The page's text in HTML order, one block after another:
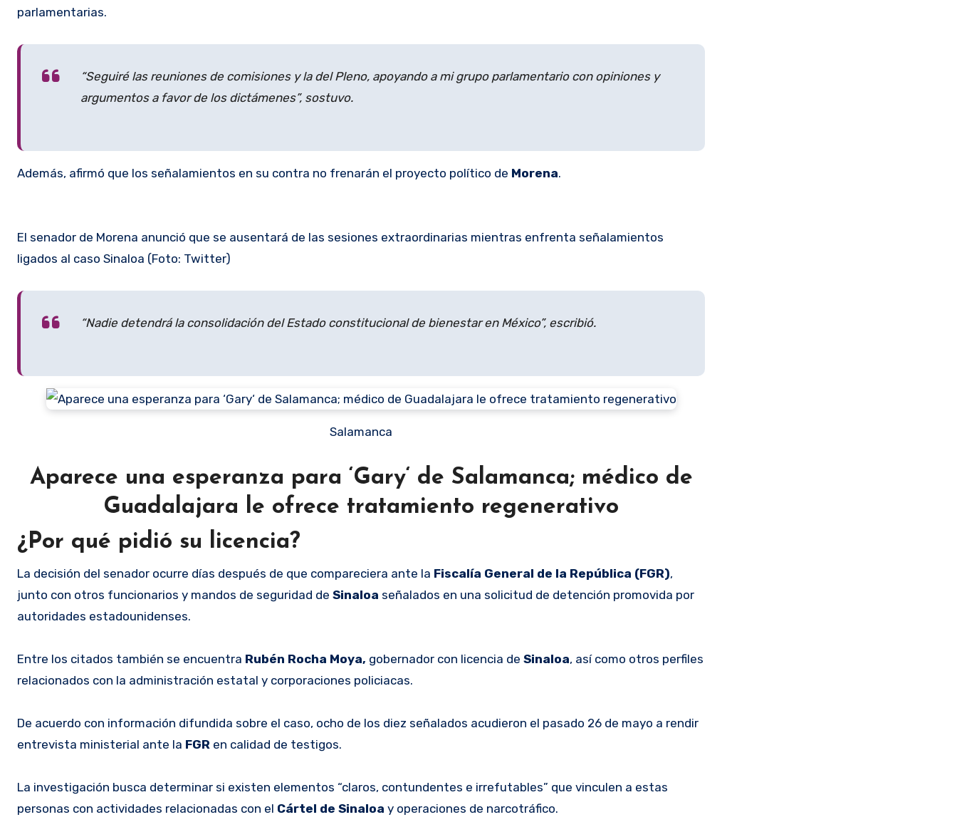
parlamentarias.
“Seguiré las reuniones de comisiones y la del Pleno, apoyando a mi grupo parlamentario con opiniones y
argumentos a favor de los dictámenes”, sostuvo.
Además, afirmó que los señalamientos en su contra no frenarán el proyecto político de Morena.
El senador de Morena anunció que se ausentará de las sesiones extraordinarias mientras enfrenta señalamientos
ligados al caso Sinaloa (Foto: Twitter)
“Nadie detendrá la consolidación del Estado constitucional de bienestar en México”, escribió.
Salamanca
Aparece una esperanza para ‘Gary‘ de Salamanca; médico de
Guadalajara le ofrece tratamiento regenerativo
¿Por qué pidió su licencia?
La decisión del senador ocurre días después de que compareciera ante la Fiscalía General de la República (FGR),
junto con otros funcionarios y mandos de seguridad de Sinaloa señalados en una solicitud de detención promovida por
autoridades estadounidenses.
Entre los citados también se encuentra Rubén Rocha Moya, gobernador con licencia de Sinaloa, así como otros perfiles
relacionados con la administración estatal y corporaciones policiacas.
De acuerdo con información difundida sobre el caso, ocho de los diez señalados acudieron el pasado 26 de mayo a rendir
entrevista ministerial ante la FGR en calidad de testigos.
La investigación busca determinar si existen elementos “claros, contundentes e irrefutables” que vinculen a estas
personas con actividades relacionadas con el Cártel de Sinaloa y operaciones de narcotráfico.